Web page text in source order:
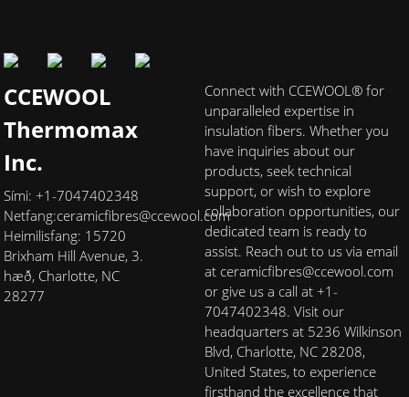
CCEWOOL
Thermomax
Inc.
Sími: +1-7047402348
Netfang:ceramicfibres@ccewool.com
Heimilisfang: 15720
Brixham Hill Avenue, 3.
hæð, Charlotte, NC
28277
Connect with CCEWOOL® for
unparalleled expertise in
insulation fibers. Whether you
have inquiries about our
products, seek technical
support, or wish to explore
collaboration opportunities, our
dedicated team is ready to
assist. Reach out to us via email
at ceramicfibres@ccewool.com
or give us a call at +1-
7047402348. Visit our
headquarters at 5236 Wilkinson
Blvd, Charlotte, NC 28208,
United States, to experience
firsthand the excellence that